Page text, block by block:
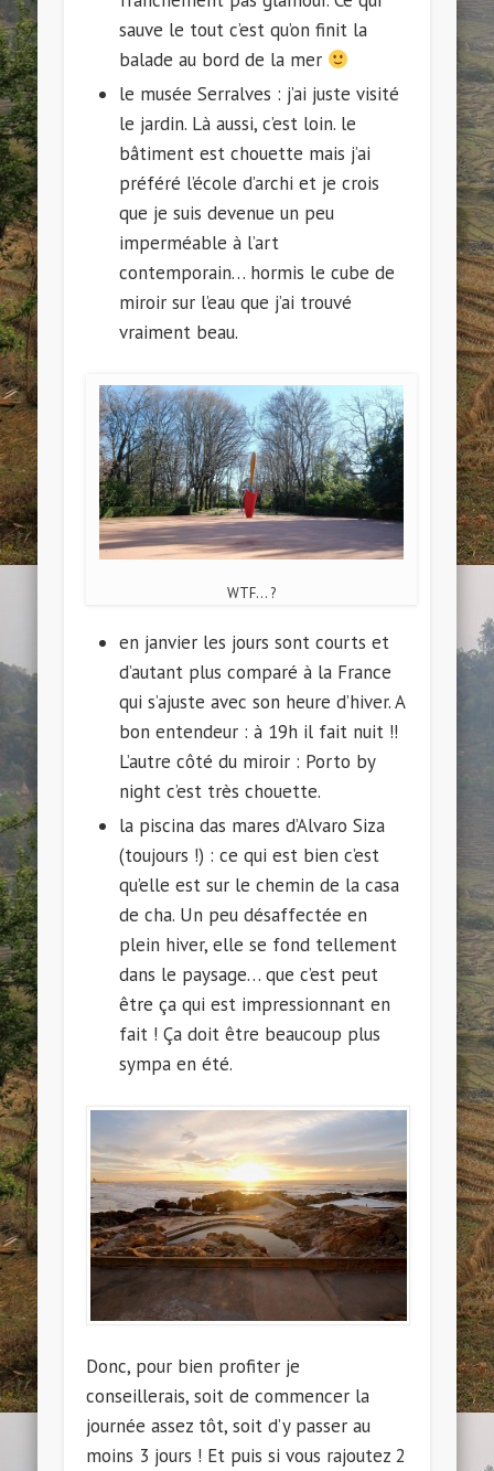
sauve le tout c’est qu’on finit la
balade au bord de la mer
le musée Serralves : j’ai juste visité
le jardin. Là aussi, c’est loin. le
bâtiment est chouette mais j’ai
préféré l’école d’archi et je crois
que je suis devenue un peu
imperméable à l’art
contemporain… hormis le cube de
miroir sur l’eau que j’ai trouvé
vraiment beau.
WTF… ?
en janvier les jours sont courts et
d’autant plus comparé à la France
qui s’ajuste avec son heure d’hiver. A
bon entendeur : à 19h il fait nuit !!
L’autre côté du miroir : Porto by
night c’est très chouette.
la piscina das mares d’Alvaro Siza
(toujours !) : ce qui est bien c’est
qu’elle est sur le chemin de la casa
de cha. Un peu désaffectée en
plein hiver, elle se fond tellement
dans le paysage… que c’est peut
être ça qui est impressionnant en
fait ! Ça doit être beaucoup plus
sympa en été.
Donc, pour bien profiter je
conseillerais, soit de commencer la
journée assez tôt, soit d’y passer au
moins 3 jours ! Et puis si vous rajoutez 2